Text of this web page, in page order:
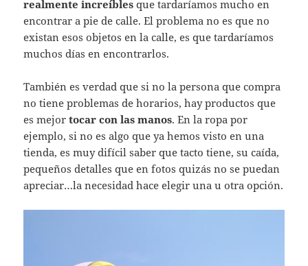
realmente increíbles que tardaríamos mucho en
encontrar a pie de calle. El problema no es que no
existan esos objetos en la calle, es que tardaríamos
muchos días en encontrarlos.
También es verdad que si no la persona que compra
no tiene problemas de horarios, hay productos que
es mejortocar con las manos. En la ropa por
ejemplo, si no es algo que ya hemos visto en una
tienda, es muy difícil saber que tacto tiene, su caída,
pequeños detalles que en fotos quizás no se puedan
apreciar…la necesidad hace elegir una u otra opción.